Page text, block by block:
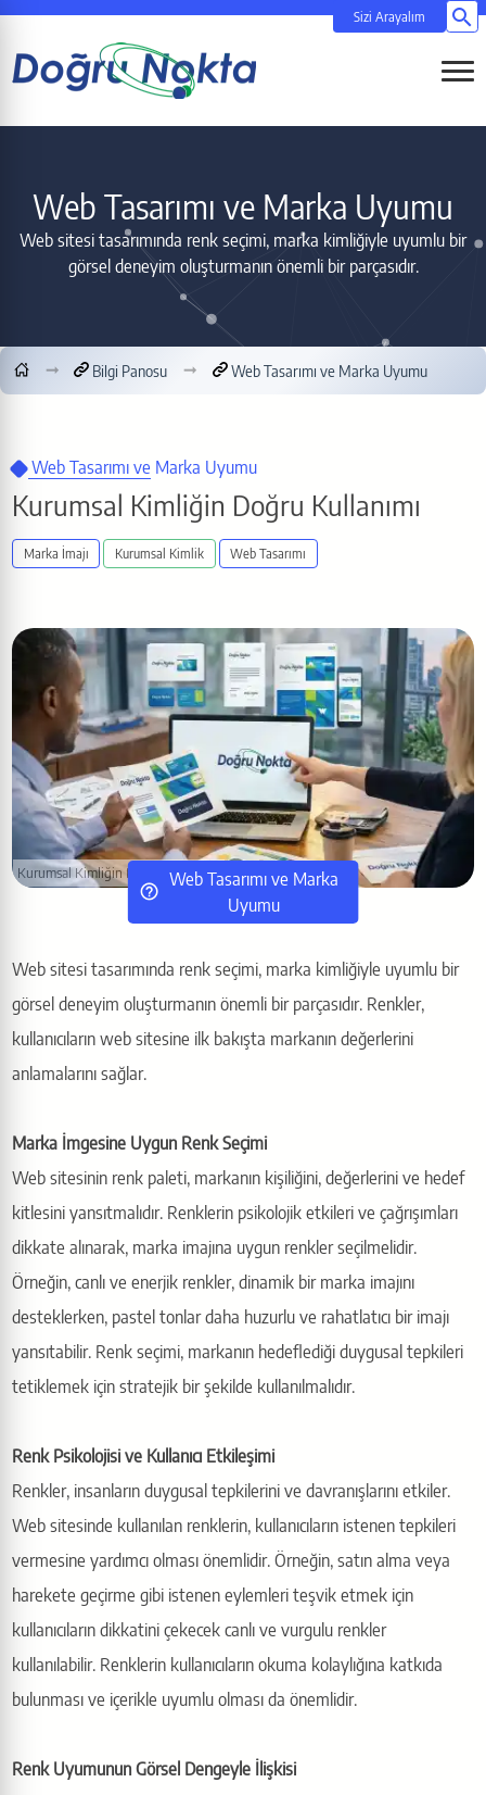
Web Tasarımı ve Marka Uyumu
Web sitesi tasarımında renk seçimi, marka kimliğiyle uyumlu bir
görsel deneyim oluşturmanın önemli bir parçasıdır.
Bilgi Panosu Web Tasarımı ve Marka Uyumu
Web Tasarımı ve Marka Uyumu
Kurumsal Kimliğin Doğru Kullanımı
Marka İmajı Kurumsal Kimlik Web Tasarımı
Kurumsal Kimliğin Doğru KullanımıWeb Tasarımı ve Marka
Uyumu
Web sitesi tasarımında renk seçimi, marka kimliğiyle uyumlu bir
görsel deneyim oluşturmanın önemli bir parçasıdır. Renkler,
kullanıcıların web sitesine ilk bakışta markanın değerlerini
anlamalarını sağlar.
Marka İmgesine Uygun Renk Seçimi
Web sitesinin renk paleti, markanın kişiliğini, değerlerini ve hedef
kitlesini yansıtmalıdır. Renklerin psikolojik etkileri ve çağrışımları
dikkate alınarak, marka imajına uygun renkler seçilmelidir.
Örneğin, canlı ve enerjik renkler, dinamik bir marka imajını
desteklerken, pastel tonlar daha huzurlu ve rahatlatıcı bir imajı
yansıtabilir. Renk seçimi, markanın hedeflediği duygusal tepkileri
tetiklemek için stratejik bir şekilde kullanılmalıdır.
Renk Psikolojisi ve Kullanıcı Etkileşimi
Renkler, insanların duygusal tepkilerini ve davranışlarını etkiler.
Web sitesinde kullanılan renklerin, kullanıcıların istenen tepkileri
vermesine yardımcı olması önemlidir. Örneğin, satın alma veya
harekete geçirme gibi istenen eylemleri teşvik etmek için
kullanıcıların dikkatini çekecek canlı ve vurgulu renkler
kullanılabilir. Renklerin kullanıcıların okuma kolaylığına katkıda
bulunması ve içerikle uyumlu olması da önemlidir.
Renk Uyumunun Görsel Dengeyle İlişkisi